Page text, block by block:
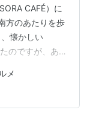
CAFÉ）に
方のあたりを歩
懐かしい
のですが、あ
」と思い起こ
回食べられな
いるではあり
メ